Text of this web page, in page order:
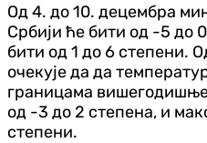
Од 4. до 10. децембра
Србији ће бити од -5 до
бити од 1 до 6 степени.
очекује да да
границама
од -3 до 2 степена, и
степени.